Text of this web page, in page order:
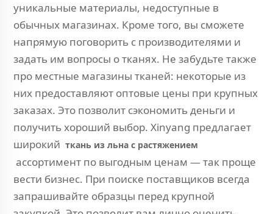
уникальные материалы, недоступные в
обычных магазинах. Кроме того, вы сможете
напрямую поговорить с производителями и
задать им вопросы о тканях. Не забудьте также
про местные магазины тканей: некоторые из
них предоставляют оптовые цены при крупных
заказах. Это позволит сэкономить деньги и
получить хороший выбор. Xinyang предлагает
широкий ткань из льна с растяжением
ассортимент по выгодным ценам — так проще
вести бизнес. При поиске поставщиков всегда
запрашивайте образцы перед крупной